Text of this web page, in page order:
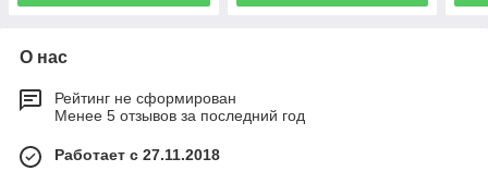
О нас
Рейтинг не сформирован
Менее 5 отзывов за последний год
Работает с 27.11.2018